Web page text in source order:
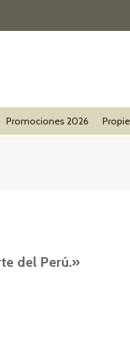
Promociones 2026
del Perú.»